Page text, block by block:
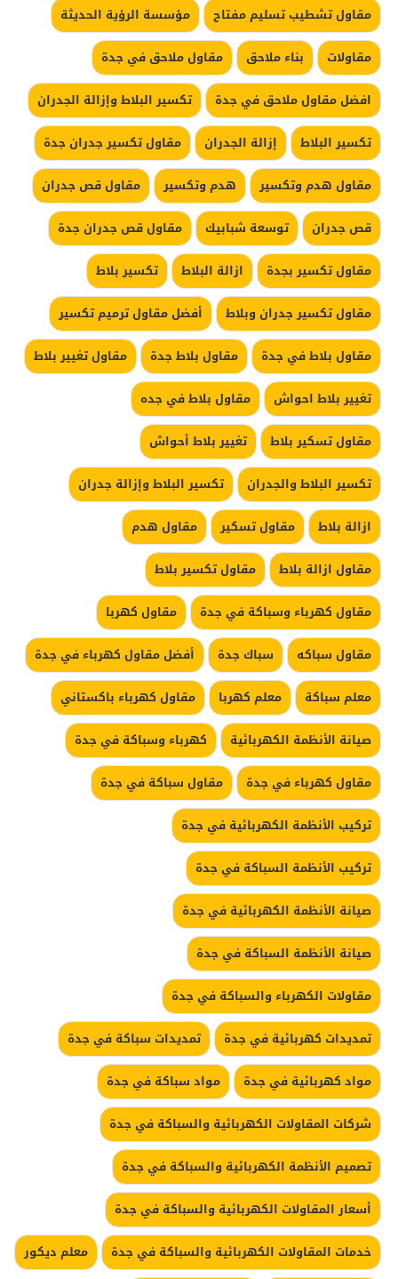
مقاول تشطيب تسليم مفتاح
مؤسسة الرؤية الحديثة
مقاولات
بناء ملاحق
مقاول ملاحق في جدة
افضل مقاول ملاحق في جدة
تكسير البلاط وإزالة الجدران
تكسير البلاط
إزالة الجدران
مقاول تكسير جدران جدة
مقاول هدم وتكسير
هدم وتكسير
مقاول قص جدران
قص جدران
توسعة شبابيك
مقاول قص جدران جدة
مقاول تكسير بجدة
ازالة البلاط
تكسير بلاط
مقاول تكسير جدران وبلاط
أفضل مقاول ترميم تكسير
مقاول بلاط في جدة
مقاول بلاط جدة
مقاول تغيير بلاط
تغيير بلاط احواش
مقاول بلاط في جده
مقاول تسكير بلاط
تغيير بلاط أحواش
تكسير البلاط والجدران
تكسير البلاط وإزالة جدران
ازالة بلاط
مقاول تسكير
مقاول هدم
مقاول ازالة بلاط
مقاول تكسير بلاط
مقاول كهرباء وسباكة في جدة
مقاول كهربا
مقاول سباكه
سباك جدة
أفضل مقاول كهرباء في جدة
معلم سباكة
معلم كهربا
مقاول كهرباء باكستاني
صيانة الأنظمة الكهربائية
كهرباء وسباكة في جدة
مقاول كهرباء في جدة
مقاول سباكة في جدة
تركيب الأنظمة الكهربائية في جدة
تركيب الأنظمة السباكة في جدة
صيانة الأنظمة الكهربائية في جدة
صيانة الأنظمة السباكة في جدة
مقاولات الكهرباء والسباكة في جدة
تمديدات كهربائية في جدة
تمديدات سباكة في جدة
مواد كهربائية في جدة
مواد سباكة في جدة
شركات المقاولات الكهربائية والسباكة في جدة
تصميم الأنظمة الكهربائية والسباكة في جدة
أسعار المقاولات الكهربائية والسباكة في جدة
خدمات المقاولات الكهربائية والسباكة في جدة
معلم ديكور